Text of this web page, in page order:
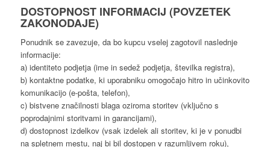
DOSTOPNOST INFORMACIJ (POVZETEK
ZAKONODAJE)
Ponudnik se zavezuje, da bo kupcu vselej zagotovil naslednje
informacije:
a) identiteto podjetja (ime in sedež podjetja, številka registra),
b) kontaktne podatke, ki uporabniku omogočajo hitro in učinkovito
komunikacijo (e-pošta, telefon),
c) bistvene značilnosti blaga oziroma storitev (vključno s
poprodajnimi storitvami in garancijami),
d) dostopnost izdelkov (vsak izdelek ali storitev, ki je v ponudbi
na spletnem mestu, naj bi bil dostopen v razumljivem roku),